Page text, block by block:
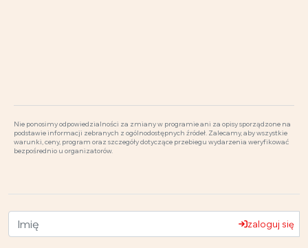
Nie ponosimy odpowiedzialności za zmiany w programie ani za opisy sporządzone na
podstawie informacji zebranych z ogólnodostępnych źródeł. Zalecamy, aby wszystkie
warunki, ceny, program oraz szczegóły dotyczące przebiegu wydarzenia weryfikować
bezpośrednio u organizatorów.
zaloguj się